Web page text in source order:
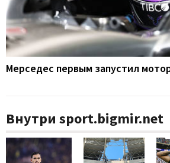
Мерседес первым запустил
Внутри sport.bigmir.net